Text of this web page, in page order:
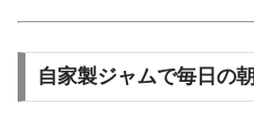
自家製ジャムで毎日の